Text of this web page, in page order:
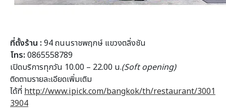
ที่ตั้งร้าน : 94 ถนนราชพฤกษ์ แขวงตลิ่งชัน
โทร: 0865558789
เปิดบริการทุกวัน 10.00 – 22.00 น.(Soft opening)
ติดตามรายละเอียดเพิ่มเติม
ได้ที่ http://www.ipick.com/bangkok/th/restaurant/3001
3904